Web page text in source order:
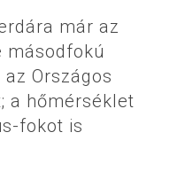
már az
másodfokú
Országos
a hőmérséklet
fokot is